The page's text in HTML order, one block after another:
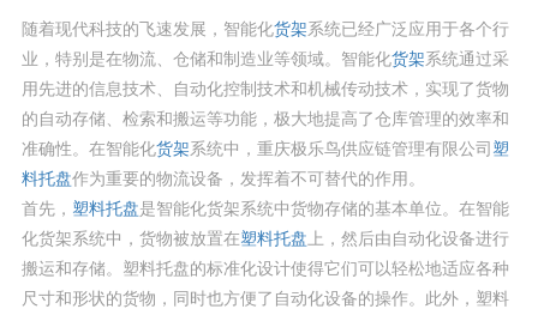
随着现代科技的飞速发展，智能化货架系统已经广泛应用于各个行
业，特别是在物流、仓储和制造业等领域。智能化货架系统通过采
用先进的信息技术、自动化控制技术和机械传动技术，实现了货物
的自动存储、检索和搬运等功能，极大地提高了仓库管理的效率和
准确性。在智能化货架系统中，重庆极乐鸟供应链管理有限公司 塑
料托盘作为重要的物流设备，发挥着不可替代的作用。
首先， 塑料托盘是智能化货架系统中货物存储的基本单位。在智能
化货架系统中，货物被放置在塑料托盘 上，然后由自动化设备进行
搬运和存储。塑料托盘的标准化设计使得它们可以轻松地适应各种
尺寸和形状的货物，同时也方便了自动化设备的操作。此外，塑料